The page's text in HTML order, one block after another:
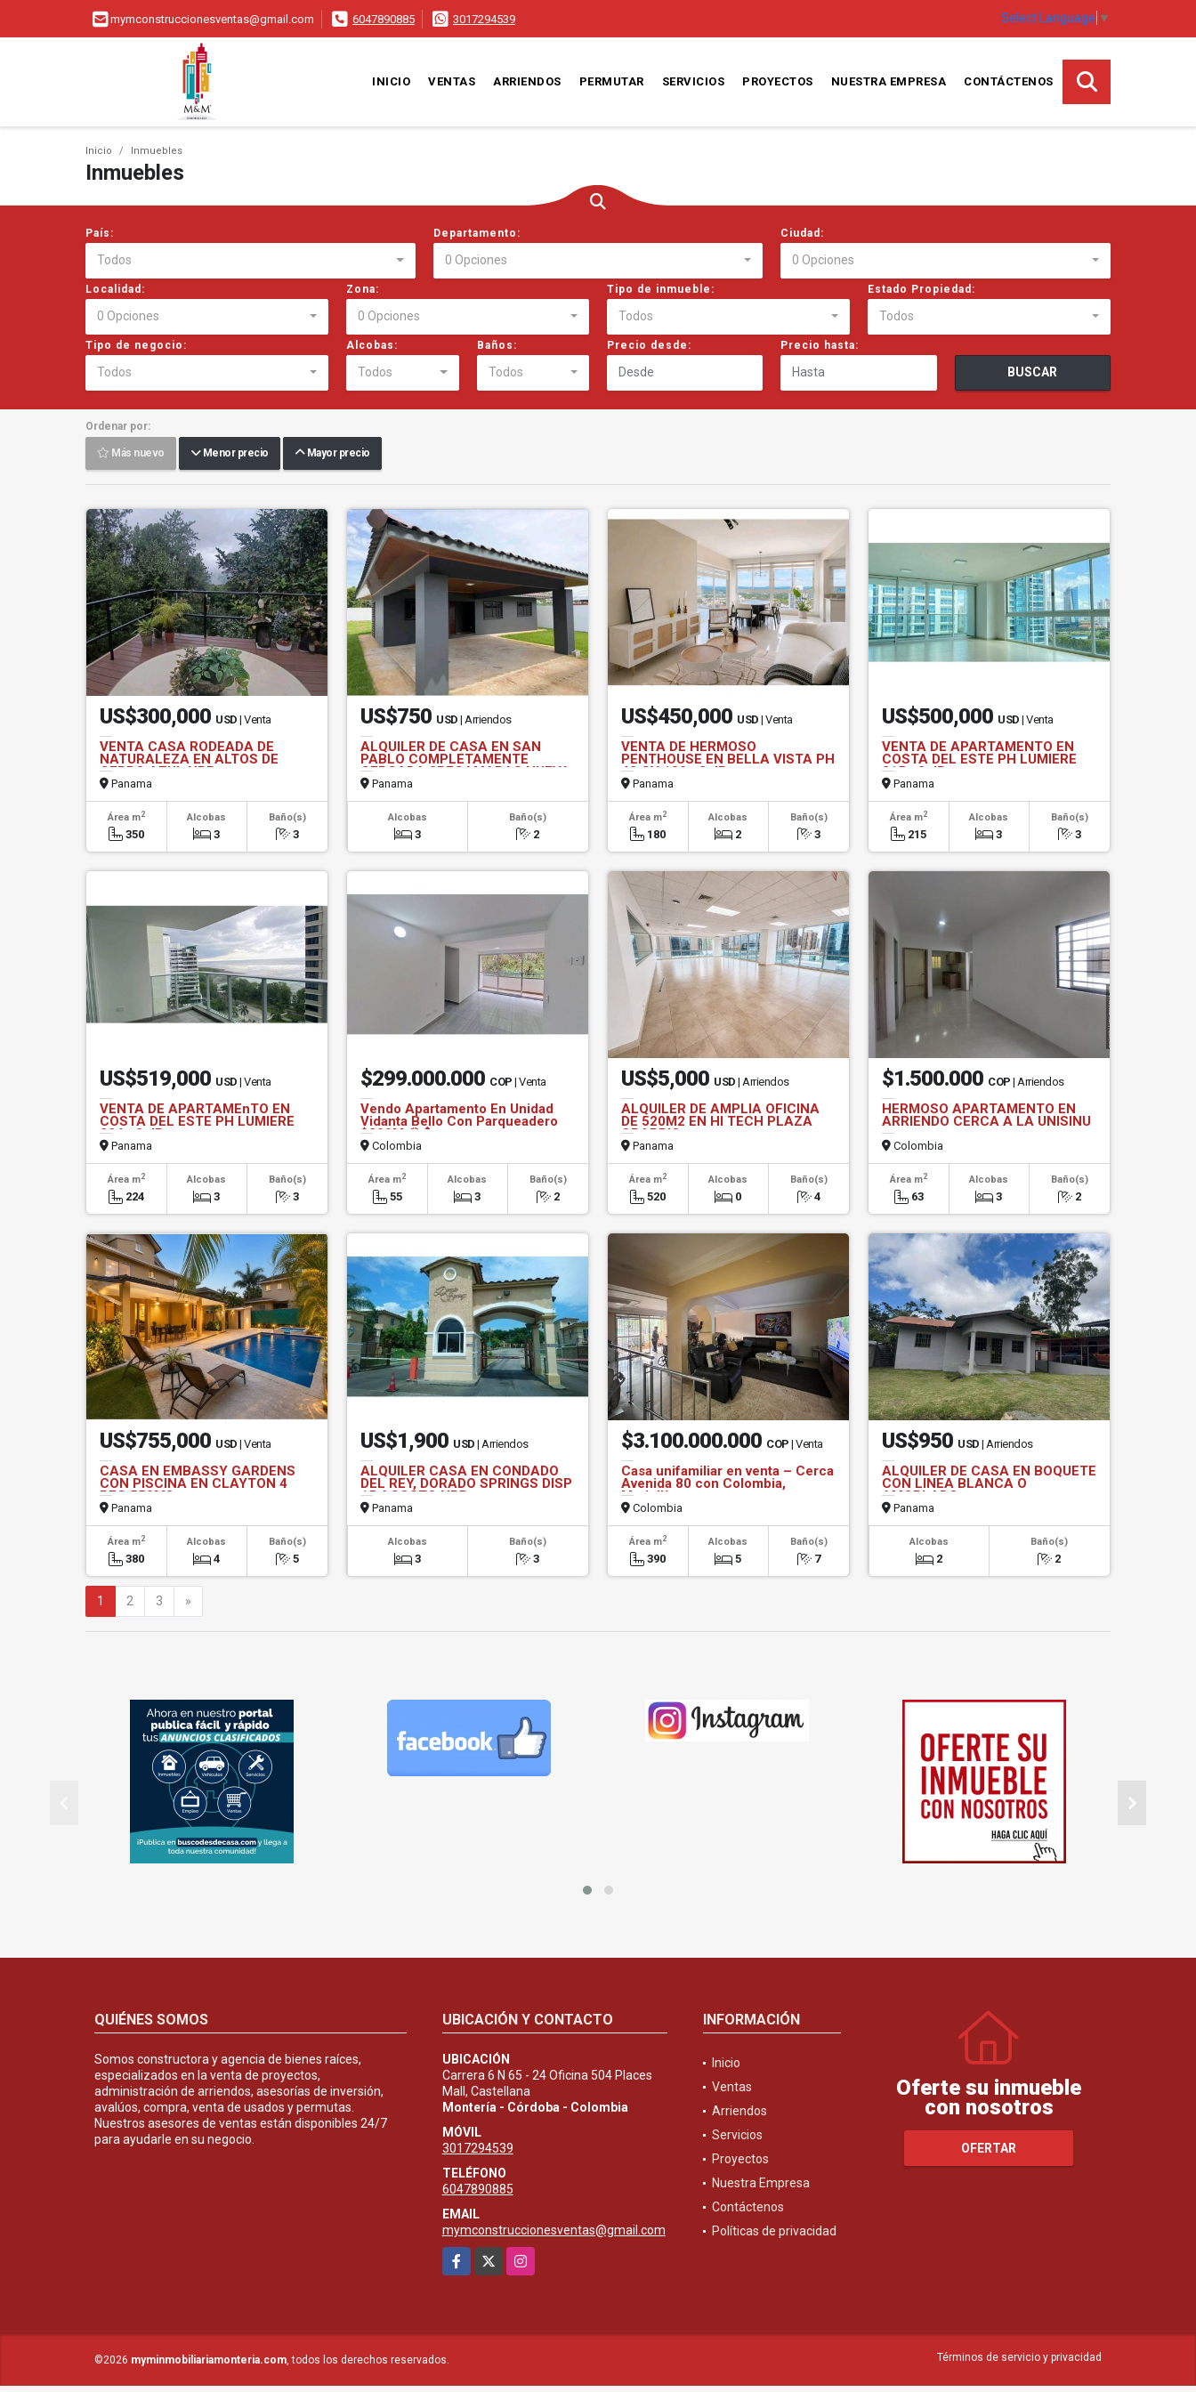
mymconstruccionesventas@gmail.com 6047890885 3017294539 Select Language ▼
INICIO VENTAS ARRIENDOS PERMUTAR SERVICIOS PROYECTOS NUESTRA EMPRESA CONTÁCTENOS
Inicio Inmuebles
Inmuebles
País:
Todos
Departamento:
0 Opciones
Ciudad:
0 Opciones
Localidad:
0 Opciones
Zona:
0 Opciones
Tipo de inmueble:
Todos
Estado Propiedad:
Todos
Tipo de negocio:
Todos
Alcobas:
Todos
Baños:
Todos
Precio desde: Precio hasta:
BUSCAR
Ordenar por:
Más nuevo Menor precio Mayor precio
US$300,000 USD | Venta
VENTA CASA RODEADA DE
NATURALEZA EN ALTOS DE
CERRO AZUL NRR
Panama
Área m2
350
Alcobas
3
Baño(s)
3
US$750 USD | Arriendos
ALQUILER DE CASA EN SAN
PABLO COMPLETAMENTE
CERCADA 3RECAMARAS NUEVA
Panama
Alcobas
3
Baño(s)
2
US$450,000 USD | Venta
VENTA DE HERMOSO
PENTHOUSE EN BELLA VISTA PH
43 GV 180m2 JP
Panama
Área m2
180
Alcobas
2
Baño(s)
3
US$500,000 USD | Venta
VENTA DE APARTAMENTO EN
COSTA DEL ESTE PH LUMIERE
215m2 JP
Panama
Área m2
215
Alcobas
3
Baño(s)
3
US$519,000 USD | Venta
VENTA DE APARTAMEnTO EN
COSTA DEL ESTE PH LUMIERE
224m2 JP
Panama
Área m2
224
Alcobas
3
Baño(s)
3
$299.000.000 COP | Venta
Vendo Apartamento En Unidad
Vidanta Bello Con Parqueadero
$299M 🌅🔷
Colombia
Área m2
55
Alcobas
3
Baño(s)
2
US$5,000 USD | Arriendos
ALQUILER DE AMPLIA OFICINA
DE 520M2 EN HI TECH PLAZA
OBARRIO
Panama
Área m2
520
Alcobas
0
Baño(s)
4
$1.500.000 COP | Arriendos
HERMOSO APARTAMENTO EN
ARRIENDO CERCA A LA UNISINU
Colombia
Área m2
63
Alcobas
3
Baño(s)
2
US$755,000 USD | Venta
CASA EN EMBASSY GARDENS
CON PISCINA EN CLAYTON 4
REC 550M2
Panama
Área m2
380
Alcobas
4
Baño(s)
5
US$1,900 USD | Arriendos
ALQUILER CASA EN CONDADO
DEL REY, DORADO SPRINGS DISP
15 AGOSTO NRR
Panama
Alcobas
3
Baño(s)
3
$3.100.000.000 COP | Venta
Casa unifamiliar en venta – Cerca
Avenida 80 con Colombia,
Medellín
Colombia
Área m2
390
Alcobas
5
Baño(s)
7
US$950 USD | Arriendos
ALQUILER DE CASA EN BOQUETE
CON LINEA BLANCA O
AMOBLADO
Panama
Alcobas
2
Baño(s)
2
1 2 3 »
QUIÉNES SOMOS
Somos constructora y agencia de bienes raíces,
especializados en la venta de proyectos,
administración de arriendos, asesorías de inversión,
avalúos, compra, venta de usados y permutas.
Nuestros asesores de ventas están disponibles 24/7
para ayudarle en su negocio.
UBICACIÓN Y CONTACTO
UBICACIÓN
Carrera 6 N 65 - 24 Oficina 504 Places
Mall, Castellana
Montería - Córdoba - Colombia
MÓVIL
3017294539
TELÉFONO
6047890885
EMAIL
mymconstruccionesventas@gmail.com
Facebook
Instagram
INFORMACIÓN
Inicio
Ventas
Arriendos
Servicios
Proyectos
Nuestra Empresa
Contáctenos
Políticas de privacidad
Oferte su inmueble
con nosotros
OFERTAR
©2026 myminmobiliariamonteria.com, todos los derechos reservados. Términos de servicio y privacidad